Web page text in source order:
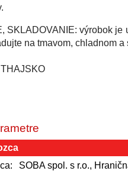
SKLADOVANIE: výrobok
na tmavom, chladnom
SOBA spol. s r.o.,